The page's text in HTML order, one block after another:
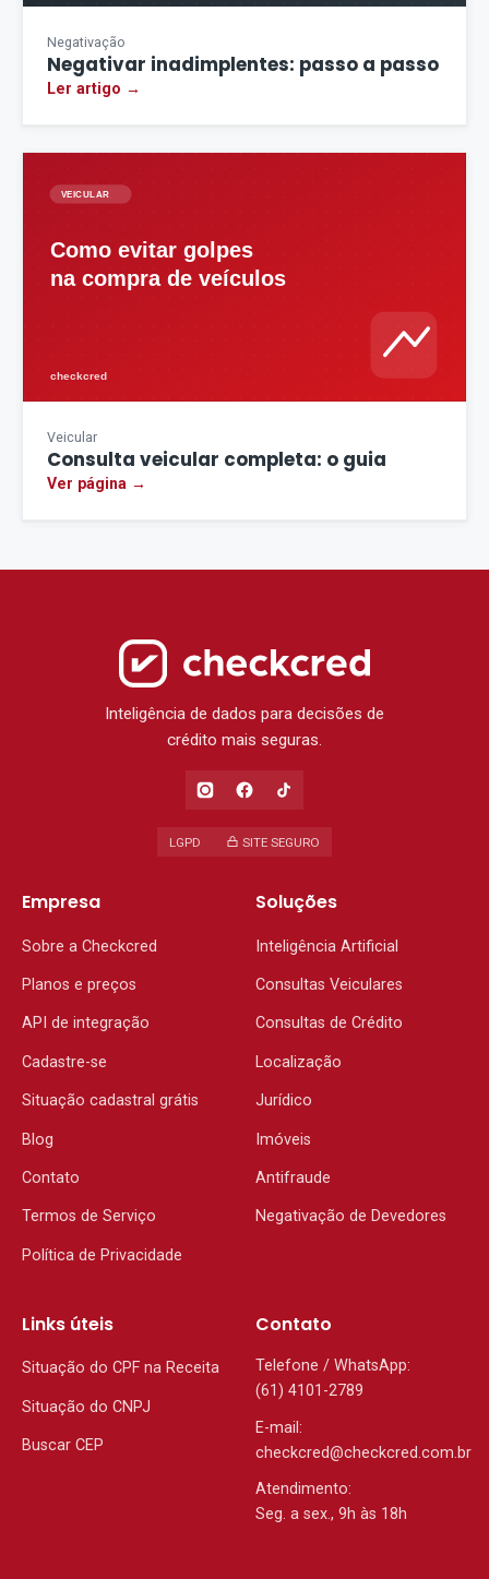
Negativação
Negativar inadimplentes: passo a passo
Ler artigo →
Veicular
Consulta veicular completa: o guia
Ver página →
Inteligência de dados para decisões de
crédito mais seguras.
LGPD SITE SEGURO
Soluções
Inteligência Artificial
Consultas Veiculares
Consultas de Crédito
Localização
Jurídico
Imóveis
Antifraude
Negativação de Devedores
Empresa
Sobre a Checkcred
Planos e preços
API de integração
Cadastre-se
Situação cadastral grátis
Blog
Contato
Termos de Serviço
Política de Privacidade
Links úteis
Situação do CPF na Receita
Situação do CNPJ
Buscar CEP
Contato
Telefone / WhatsApp:
(61) 4101-2789
E-mail:
checkcred@checkcred.com.br
Atendimento:
Seg. a sex., 9h às 18h